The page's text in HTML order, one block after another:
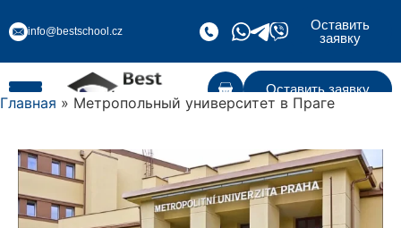
info@bestschool.cz
Оставить
заявку
Оставить заявку
Главная » Метропольный университет в Праге